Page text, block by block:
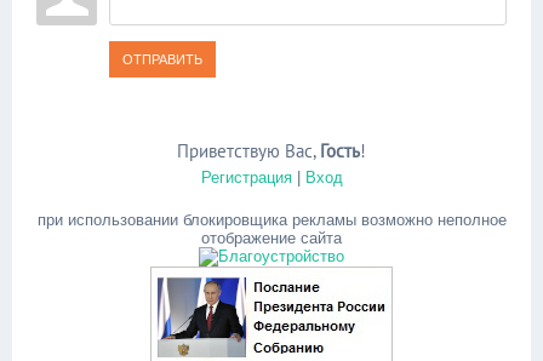
ОТПРАВИТЬ
Приветствую Вас, Гость!
Регистрация| Вход
при использовании блокировщика рекламы возможно неполное
отображение сайта